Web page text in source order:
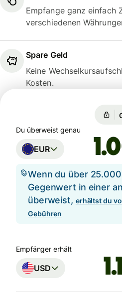
Empfange ganz einfach
verschiedenen
Spare Geld
Keine
Kosten.
Du überweist genau
EUR
Wenn du über
Gegenwert in einer
überweist, erhältst du
Gebühren
Empfänger erhält
USD